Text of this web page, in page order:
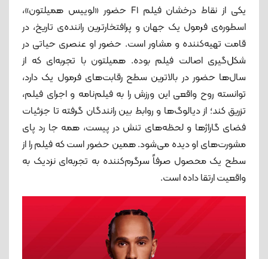
یکی از نقاط درخشان فیلم F1 حضور «لوییس همیلتون»،
اسطوره‌ی فرمول یک جهان و پرافتخارترین راننده‌ی تاریخ، در
قامت تهیه‌کننده و مشاور است. حضور او عنصری حیاتی در
شکل‌گیری اصالت فیلم بوده. همیلتون با تجربه‌ای که از
سال‌ها حضور در بالاترین سطح رقابت‌های فرمول یک دارد،
توانسته روح واقعی این ورزش را به فیلم‌نامه و اجرای فیلم،
تزریق کند؛ از دیالوگ‌ها و روابط بین رانندگان گرفته تا جزئیات
فضای گاراژها و لحظه‌های تنش در پیست، همه جا رد پای
مشورت‌های او دیده می‌شود. همین حضور است که فیلم را از
سطح یک محصول صرفاً سرگرم‌کننده به تجربه‌ای نزدیک به
واقعیت ارتقا داده است.